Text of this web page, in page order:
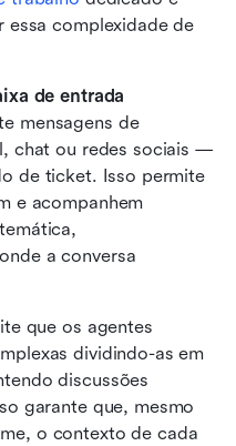
essa complexidade de
de entrada
mensagens de
chat ou redes sociais —
de ticket. Isso permite
e acompanhem
a conversa
que os agentes
dividindo-as em
discussões
garante que, mesmo
o contexto de cada